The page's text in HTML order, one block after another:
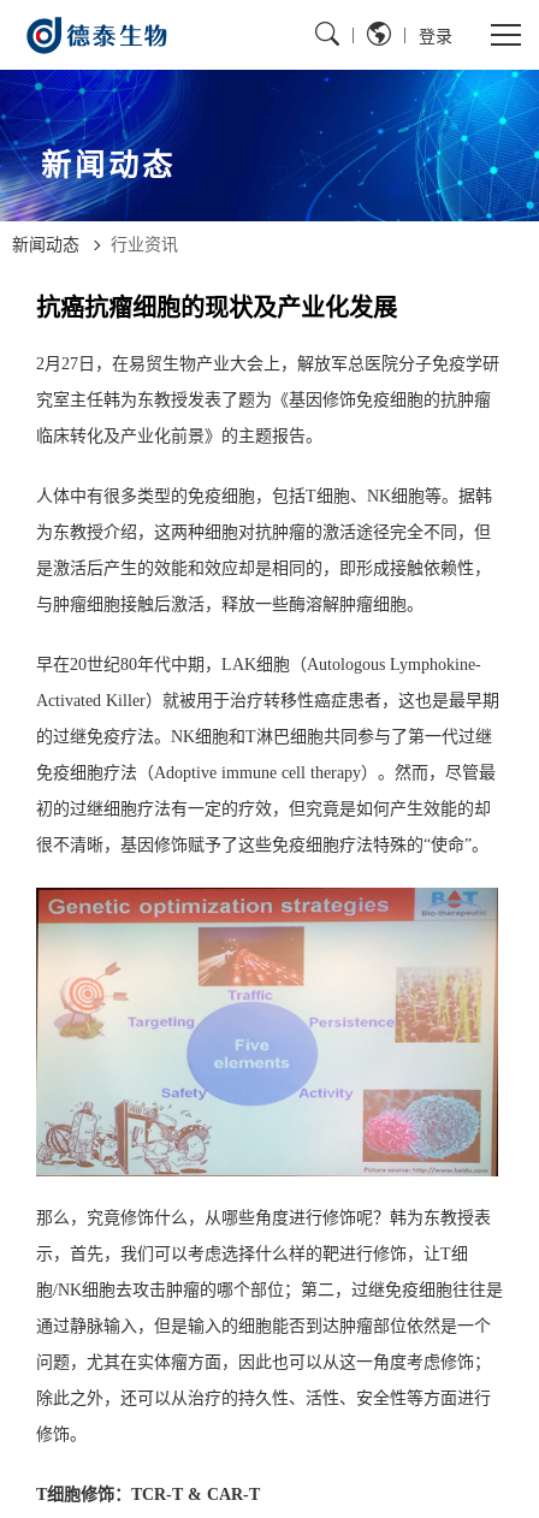
登录
新闻动态
新闻动态 行业资讯
抗癌抗瘤细胞的现状及产业化发展
2月27日，在易贸生物产业大会上，解放军总医院分子免疫学研
究室主任韩为东教授发表了题为《基因修饰免疫细胞的抗肿瘤
临床转化及产业化前景》的主题报告。
人体中有很多类型的免疫细胞，包括T细胞、NK细胞等。据韩
为东教授介绍，这两种细胞对抗肿瘤的激活途径完全不同，但
是激活后产生的效能和效应却是相同的，即形成接触依赖性，
与肿瘤细胞接触后激活，释放一些酶溶解肿瘤细胞。
早在20世纪80年代中期，LAK细胞（Autologous Lymphokine-
Activated Killer）就被用于治疗转移性癌症患者，这也是最早期
的过继免疫疗法。NK细胞和T淋巴细胞共同参与了第一代过继
免疫细胞疗法（Adoptive immune cell therapy）。然而，尽管最
初的过继细胞疗法有一定的疗效，但究竟是如何产生效能的却
很不清晰，基因修饰赋予了这些免疫细胞疗法特殊的“使命”。
那么，究竟修饰什么，从哪些角度进行修饰呢？韩为东教授表
示，首先，我们可以考虑选择什么样的靶进行修饰，让T细
胞/NK细胞去攻击肿瘤的哪个部位；第二，过继免疫细胞往往是
通过静脉输入，但是输入的细胞能否到达肿瘤部位依然是一个
问题，尤其在实体瘤方面，因此也可以从这一角度考虑修饰；
除此之外，还可以从治疗的持久性、活性、安全性等方面进行
修饰。
T细胞修饰：TCR-T & CAR-T